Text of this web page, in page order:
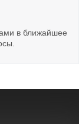
в ближайшее